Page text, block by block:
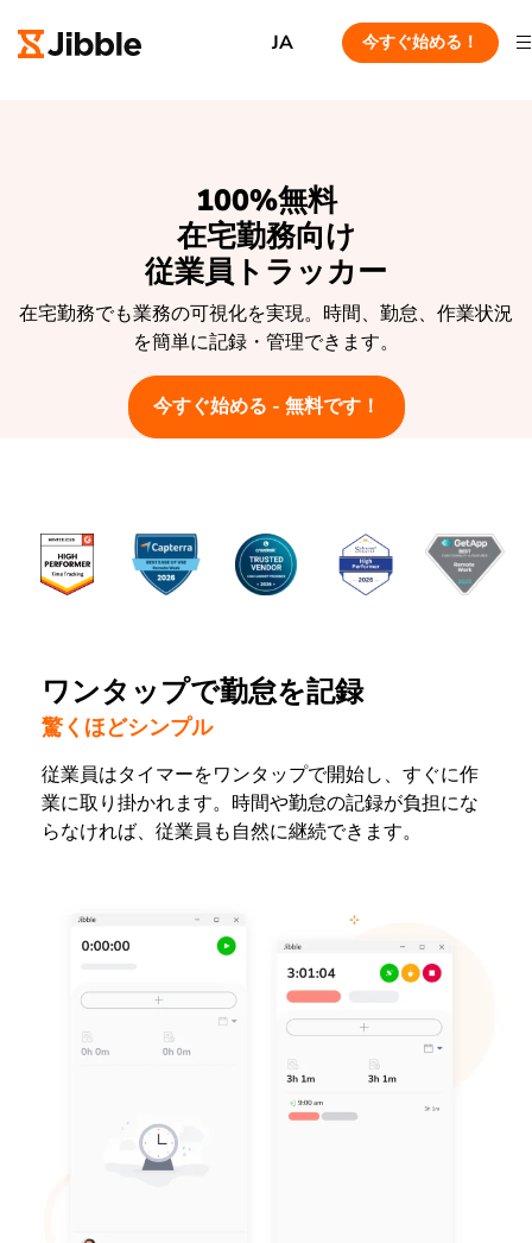
JA 今すぐ始める！
100%無料
在宅勤務向け
従業員トラッカー
在宅勤務でも業務の可視化を実現。時間、勤怠、作業状況
を簡単に記録・管理できます。
今すぐ始める - 無料です！
ワンタップで勤怠を記録
驚くほどシンプル
従業員はタイマーをワンタップで開始し、すぐに作
業に取り掛かれます。時間や勤怠の記録が負担にな
らなければ、従業員も自然に継続できます。